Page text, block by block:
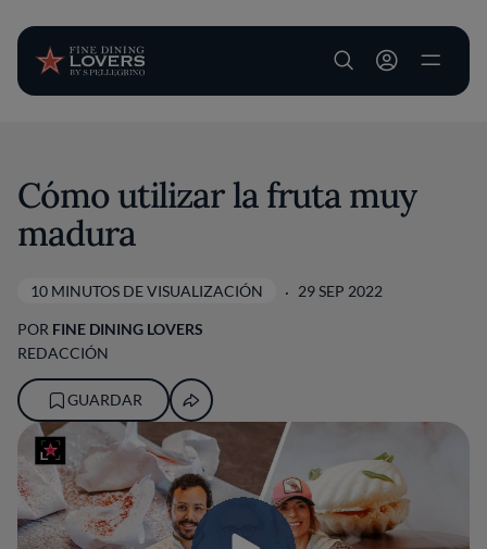
User account
Cómo utilizar la fruta muy
madura
10 MINUTOS DE VISUALIZACIÓN 29 SEP 2022
POR FINE DINING LOVERS
REDACCIÓN
GUARDAR